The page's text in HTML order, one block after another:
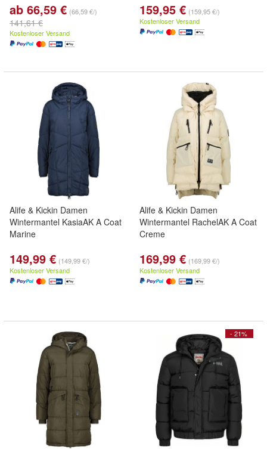
ab 66,59 € (66,59 €/)
141,61 €
Kostenloser Versand
159,95 € (159,95 €/)
Kostenloser Versand
Alife & Kickin Damen
Wintermantel KasiaAK A Coat
Marine
149,99 € (149,99 €/)
Kostenloser Versand
Alife & Kickin Damen
Wintermantel RachelAK A Coat
Creme
169,99 € (169,99 €/)
Kostenloser Versand
- 21%